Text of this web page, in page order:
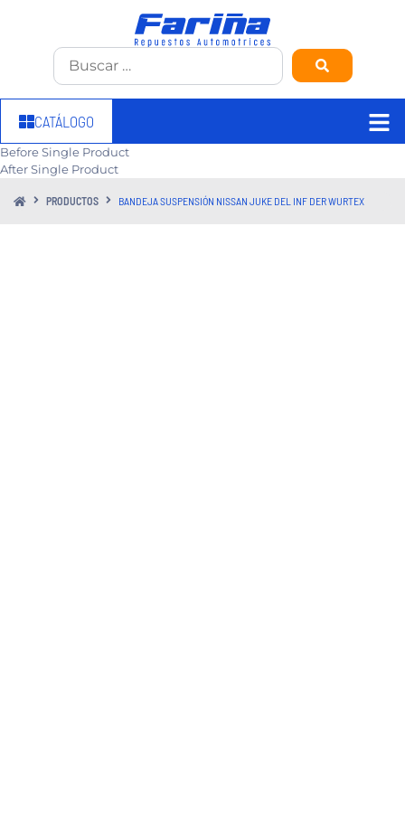
CATÁLOGO
Before Single Product
After Single Product
PRODUCTOS BANDEJA SUSPENSIÓN NISSAN JUKE DEL INF DER WURTEX